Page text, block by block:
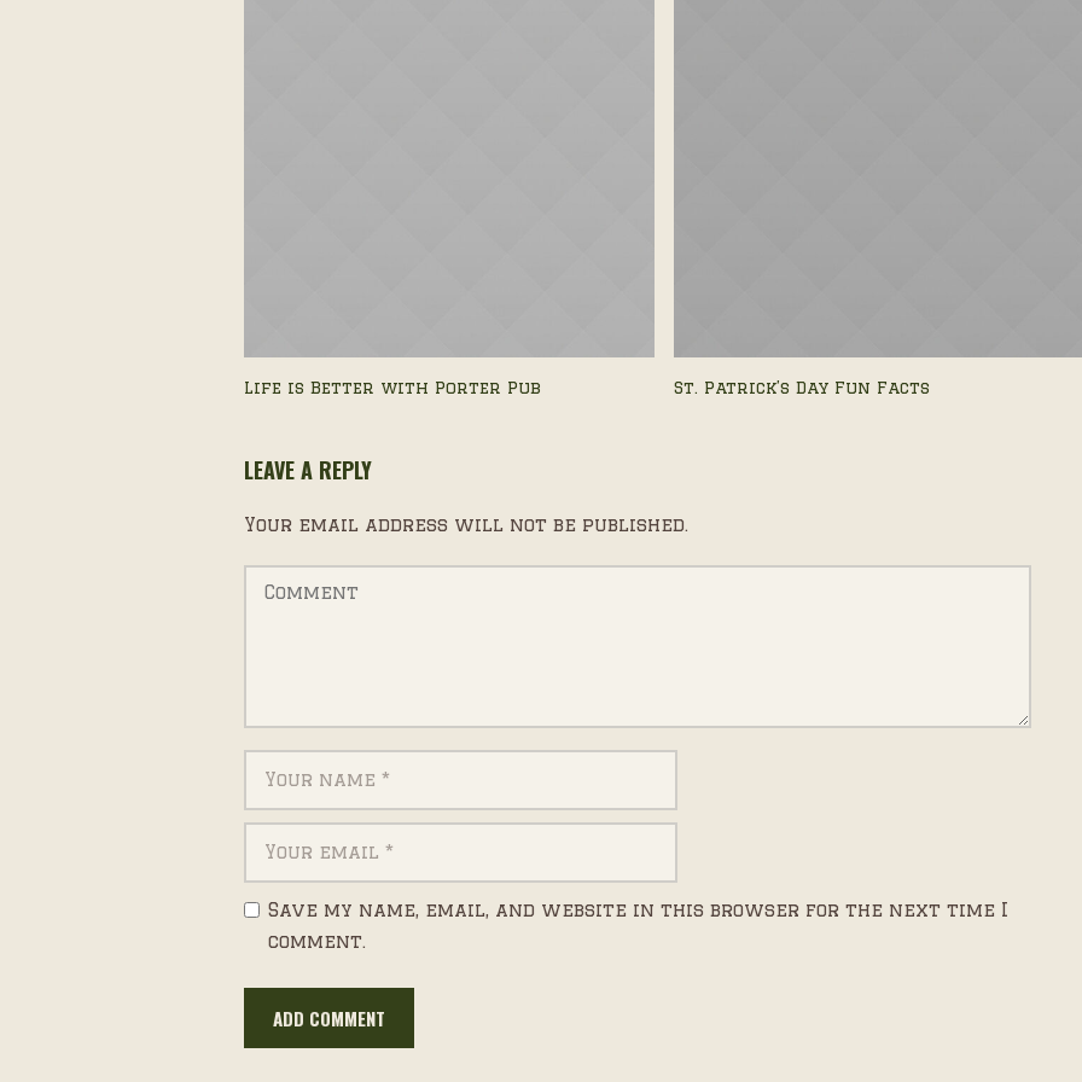
Life is Better with Porter Pub St. Patrick’s Day Fun Facts
LEAVE A REPLY
Your email address will not be published.
Save my name, email, and website in this browser for the next time I
comment.